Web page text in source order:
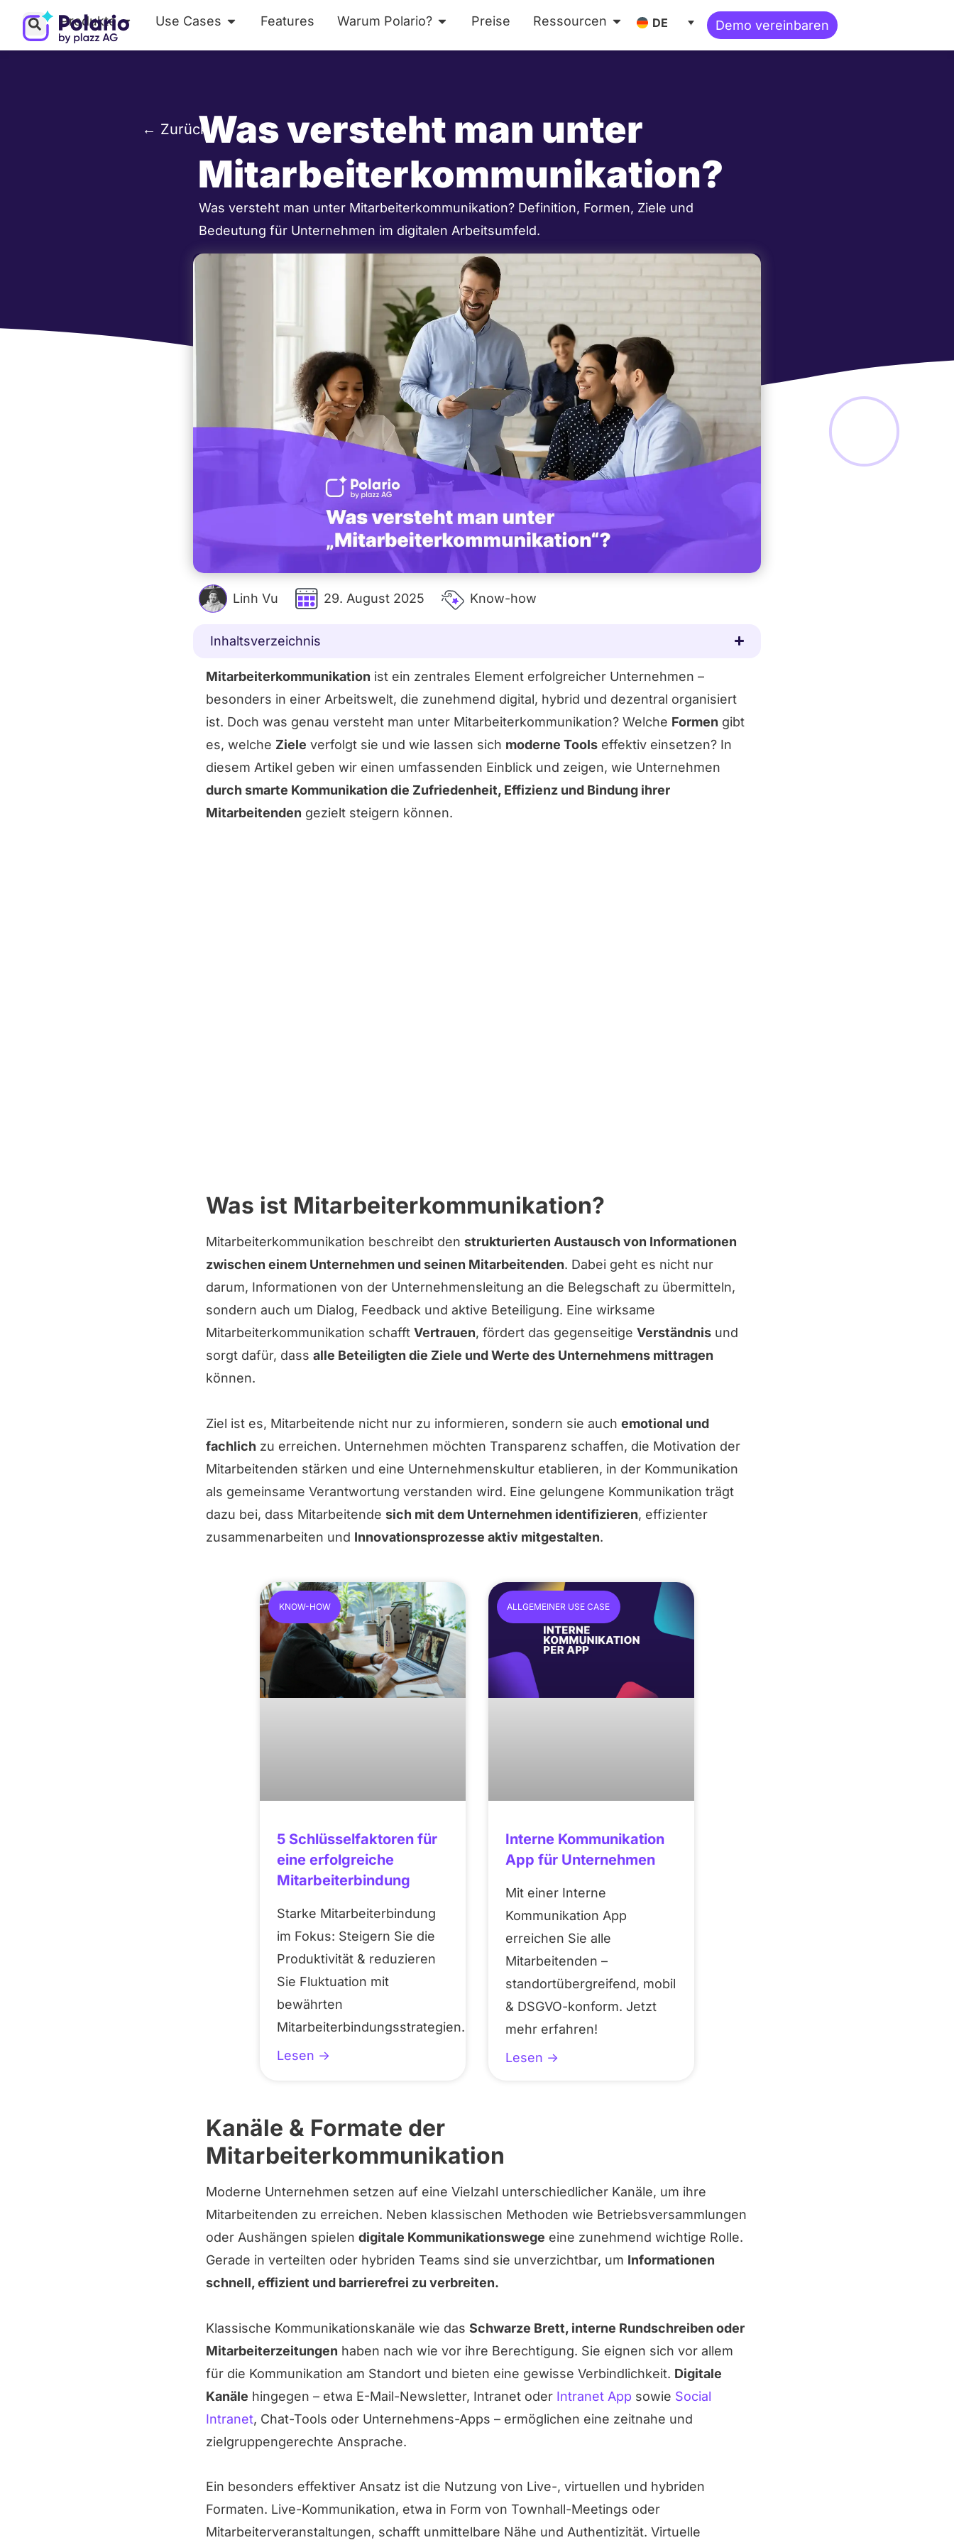
Zum
Inhalt
springen
ProdukteÖffne Produkte
Use Cases Öffne Use Cases
Features Warum Polario? Öffne Warum Polario?
Preise Ressourcen Öffne Ressourcen
DE Demo vereinbaren
Was versteht man unter
Mitarbeiterkommunikation?
Was versteht man unter Mitarbeiterkommunikation? Definition, Formen, Ziele und
Bedeutung für Unternehmen im digitalen Arbeitsumfeld.
← Zurück
Linh Vu 29. August 2025 Know-how
Inhaltsverzeichnis
Mitarbeiterkommunikation ist ein zentrales Element erfolgreicher Unternehmen –
besonders in einer Arbeitswelt, die zunehmend digital, hybrid und dezentral organisiert
ist. Doch was genau versteht man unter Mitarbeiterkommunikation? Welche Formen gibt
es, welche Ziele verfolgt sie und wie lassen sich moderne Tools effektiv einsetzen? In
diesem Artikel geben wir einen umfassenden Einblick und zeigen, wie Unternehmen
durch smarte Kommunikation die Zufriedenheit, Effizienz und Bindung ihrer
Mitarbeitenden gezielt steigern können.
Was ist Mitarbeiterkommunikation?
Mitarbeiterkommunikation beschreibt den strukturierten Austausch von Informationen
zwischen einem Unternehmen und seinen Mitarbeitenden. Dabei geht es nicht nur
darum, Informationen von der Unternehmensleitung an die Belegschaft zu übermitteln,
sondern auch um Dialog, Feedback und aktive Beteiligung. Eine wirksame
Mitarbeiterkommunikation schafft Vertrauen, fördert das gegenseitige Verständnis und
sorgt dafür, dass alle Beteiligten die Ziele und Werte des Unternehmens mittragen
können.
Ziel ist es, Mitarbeitende nicht nur zu informieren, sondern sie auch emotional und
fachlich zu erreichen. Unternehmen möchten Transparenz schaffen, die Motivation der
Mitarbeitenden stärken und eine Unternehmenskultur etablieren, in der Kommunikation
als gemeinsame Verantwortung verstanden wird. Eine gelungene Kommunikation trägt
dazu bei, dass Mitarbeitende sich mit dem Unternehmen identifizieren, effizienter
zusammenarbeiten und Innovationsprozesse aktiv mitgestalten.
KNOW-HOW
5 Schlüsselfaktoren für
eine erfolgreiche
Mitarbeiterbindung
Starke Mitarbeiterbindung
im Fokus: Steigern Sie die
Produktivität & reduzieren
Sie Fluktuation mit
bewährten
Mitarbeiterbindungsstrategien.
Lesen ->
ALLGEMEINER USE CASE
Interne Kommunikation
App für Unternehmen
Mit einer Interne
Kommunikation App
erreichen Sie alle
Mitarbeitenden –
standortübergreifend, mobil
& DSGVO-konform. Jetzt
mehr erfahren!
Lesen ->
Kanäle & Formate der
Mitarbeiterkommunikation
Moderne Unternehmen setzen auf eine Vielzahl unterschiedlicher Kanäle, um ihre
Mitarbeitenden zu erreichen. Neben klassischen Methoden wie Betriebsversammlungen
oder Aushängen spielen digitale Kommunikationswege eine zunehmend wichtige Rolle.
Gerade in verteilten oder hybriden Teams sind sie unverzichtbar, um Informationen
schnell, effizient und barrierefrei zu verbreiten.
Klassische Kommunikationskanäle wie das Schwarze Brett, interne Rundschreiben oder
Mitarbeiterzeitungen haben nach wie vor ihre Berechtigung. Sie eignen sich vor allem
für die Kommunikation am Standort und bieten eine gewisse Verbindlichkeit. Digitale
Kanäle hingegen – etwa E-Mail-Newsletter, Intranet oder Intranet App sowie Social
Intranet, Chat-Tools oder Unternehmens-Apps – ermöglichen eine zeitnahe und
zielgruppengerechte Ansprache.
Ein besonders effektiver Ansatz ist die Nutzung von Live-, virtuellen und hybriden
Formaten. Live-Kommunikation, etwa in Form von Townhall-Meetings oder
Mitarbeiterveranstaltungen, schafft unmittelbare Nähe und Authentizität. Virtuelle